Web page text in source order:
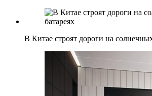
В Китае строят дороги на